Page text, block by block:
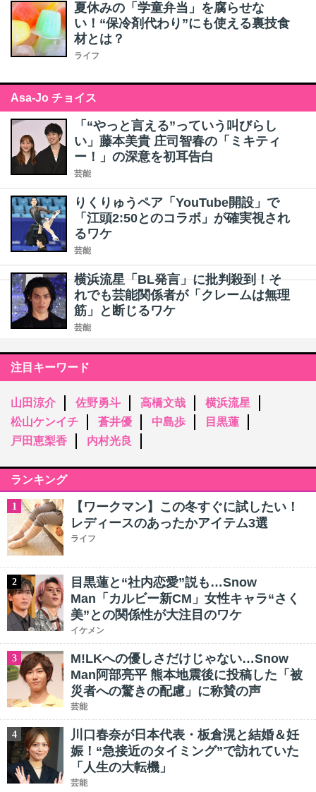
夏休みの「学童弁当」を腐らせな
い！“保冷剤代わり”にも使える裏技食
材とは？
ライフ
Asa-Jo チョイス
「“やっと言える”っていう叫びらし
い」藤本美貴 庄司智春の「ミキティ
ー！」の深意を初耳告白
芸能
りくりゅうペア「YouTube開設」で
「江頭2:50とのコラボ」が確実視され
るワケ
芸能
横浜流星「BL発言」に批判殺到！そ
れでも芸能関係者が「クレームは無理
筋」と断じるワケ
芸能
注目キーワード
山田涼介 佐野勇斗 高橋文哉
横浜流星
松山ケンイチ
蒼井優 中島歩
目黒蓮
戸田恵梨香
内村光良
ランキング
1
【ワークマン】この冬すぐに試したい！
レディースのあったかアイテム3選
ライフ
2
目黒蓮と“社内恋愛”説も…Snow
Man「カルビー新CM」女性キャラ“さく
美”との関係性が大注目のワケ
イケメン
3
M!LKへの優しさだけじゃない…Snow
Man阿部亮平 熊本地震後に投稿した「被
災者への驚きの配慮」に称賛の声
芸能
4
川口春奈が日本代表・板倉滉と結婚＆妊
娠！“急接近のタイミング”で訪れていた
「人生の大転機」
芸能